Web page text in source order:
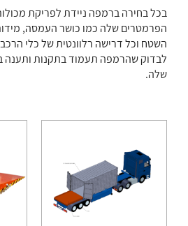
בכל בחירה ברמפה ניידת לפריקת
הפרמטרים שלה כמו כושר העמסה,
השטח וכל דרישה רלוונטית של כלי
לבדוק שהרמפה תעמוד בתקנות ותענה
שלה.